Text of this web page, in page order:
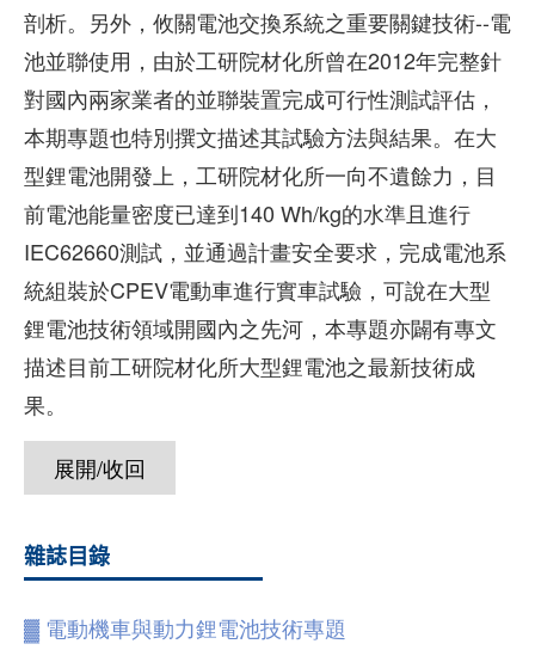
剖析。另外，攸關電池交換系統之重要關鍵技術--電
池並聯使用，由於工研院材化所曾在2012年完整針
對國內兩家業者的並聯裝置完成可行性測試評估，
本期專題也特別撰文描述其試驗方法與結果。在大
型鋰電池開發上，工研院材化所一向不遺餘力，目
前電池能量密度已達到140 Wh/kg的水準且進行
IEC62660測試，並通過計畫安全要求，完成電池系
統組裝於CPEV電動車進行實車試驗，可說在大型
鋰電池技術領域開國內之先河，本專題亦闢有專文
描述目前工研院材化所大型鋰電池之最新技術成
果。
展開/收回
雜誌目錄
▓ 電動機車與動力鋰電池技術專題